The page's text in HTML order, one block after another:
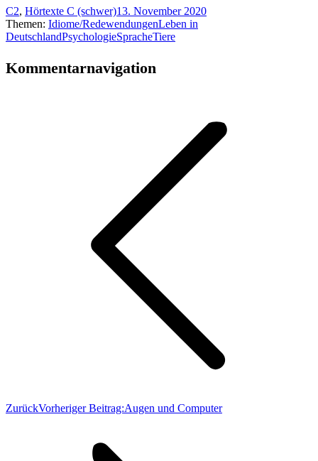
C2, Hörtexte C (schwer)13. November 2020
Themen: Idiome/RedewendungenLeben in
DeutschlandPsychologieSpracheTiere
Kommentarnavigation
ZurückVorheriger Beitrag:Augen und Computer